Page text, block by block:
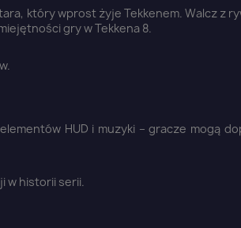
który wprost żyje Tekkenem. Walcz z
gry w Tekkena 8.
HUD i muzyki – gracze mogą
w historii serii.